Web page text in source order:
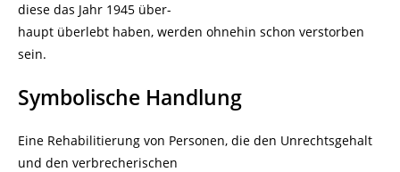
diese das Jahr 1945 über-
haupt überlebt haben, werden ohnehin schon verstorben
sein.
Symbolische Handlung
Eine Rehabilitierung von Personen, die den Unrechtsgehalt
und den verbrecherischen